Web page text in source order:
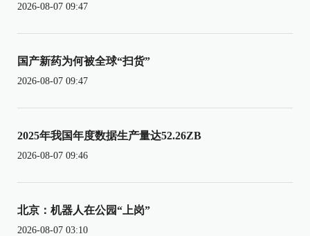
2026-08-07 09:47
国产新药为何被全球“扫货”
2026-08-07 09:47
2025年我国年度数据生产量达52.26ZB
2026-08-07 09:46
北京：机器人在公园“上岗”
2026-08-07 03:10